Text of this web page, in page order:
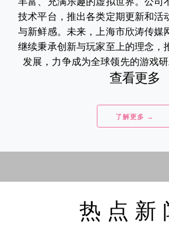
技术平台，推出各类定期更新和活
与新鲜感。未来，上海市欣涛传媒
继续秉承创新与玩家至上的理念，
发展，力争成为全球领先的游戏
查看更多
了解更多 →
热点新